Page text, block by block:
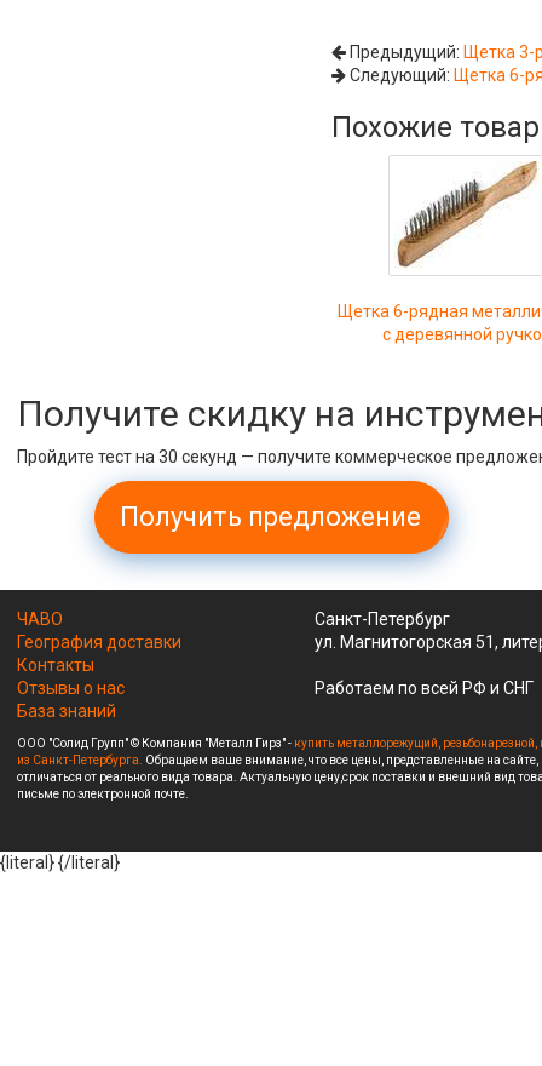
Предыдущий: Щетка 3-
Следующий: Щетка 6-
Похожие
Щетка 6-рядная
с деревянной
Получите скидку на
Пройдите тест на 30 секунд — получите коммерческое
Получить предложение
ЧАВО
География доставки
Контакты
Отзывы о нас
База знаний
Санкт-Петербург
ул. Магнитогорская 51,
Работаем по всей РФ и СНГ
ООО "Солид Групп" © Компания "Металл Гирз" - купить металлорежущий,
из Санкт-Петербурга. Обращаем ваше внимание, что все цены, представленные на
отличаться от реального вида товара. Актуальную цену,срок поставки и внешний вид
письме по электронной почте.
{literal}{/literal}